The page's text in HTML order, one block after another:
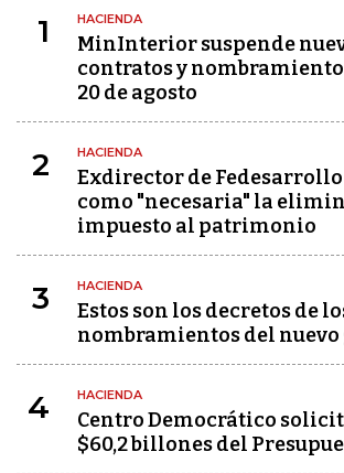
1 HACIENDA
MinInterior suspende
contratos y
20 de agosto
2 HACIENDA
Exdirector de
como "necesaria" la
impuesto al patrimonio
3 HACIENDA
Estos son los decretos de
nombramientos del
4 HACIENDA
Centro Democrático
$60,2 billones del